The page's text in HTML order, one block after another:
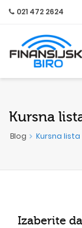
021 472 2624
Kursna
Blog Kursna lista
Izaberite